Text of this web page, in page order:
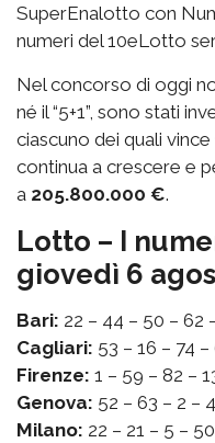
SuperEnalotto con
numeri del 10eLotto
Nel concorso di oggi
né il “5+1”, sono stati
ciascuno dei quali vince
continua a crescere e
a 205.800.000 €.
Lotto – I
giovedì 6
Bari: 22 – 44 – 50 – 62
Cagliari: 53 – 16 – 74
Firenze: 1 – 59 – 82 –
Genova: 52 – 63 – 2 –
Milano: 22 – 21 – 5 –